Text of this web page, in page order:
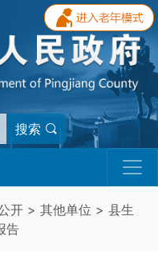
搜索
开 > 其他单位 > 县生
告